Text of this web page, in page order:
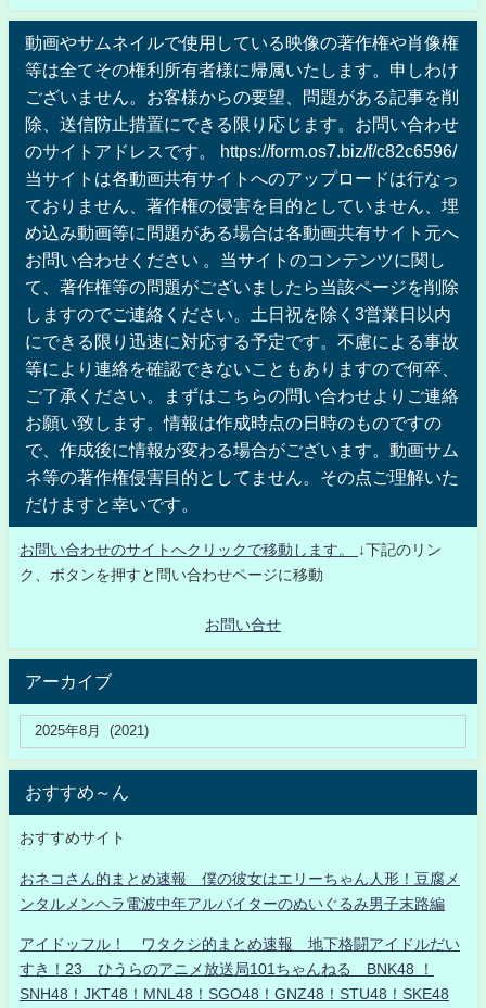
動画やサムネイルで使用している映像の著作権や肖像権
等は全てその権利所有者様に帰属いたします。申しわけ
ございません。お客様からの要望、問題がある記事を削
除、送信防止措置にできる限り応じます。お問い合わせ
のサイトアドレスです。 https://form.os7.biz/f/c82c6596/
当サイトは各動画共有サイトへのアップロードは行なっ
ておりません、著作権の侵害を目的としていません、埋
め込み動画等に問題がある場合は各動画共有サイト元へ
お問い合わせください 。当サイトのコンテンツに関し
て、著作権等の問題がございましたら当該ページを削除
しますのでご連絡ください。土日祝を除く3営業日以内
にできる限り迅速に対応する予定です。不慮による事故
等により連絡を確認できないこともありますので何卒、
ご了承ください。まずはこちらの問い合わせよりご連絡
お願い致します。情報は作成時点の日時のものですの
で、作成後に情報が変わる場合がございます。動画サム
ネ等の著作権侵害目的としてません。その点ご理解いた
だけますと幸いです。
お問い合わせのサイトへクリックで移動します。
↓下記のリン
ク、ボタンを押すと問い合わせページに移動
お問い合せ
アーカイブ
おすすめ～ん
おすすめサイト
おネコさん的まとめ速報 僕の彼女はエリーちゃん人形！豆腐メ
ンタルメンヘラ電波中年アルバイターのぬいぐるみ男子末路編
アイドッフル！ ワタクシ的まとめ速報 地下格闘アイドルだい
すき！23 ひうらのアニメ放送局101ちゃんねる BNK48 ！
SNH48！JKT48！MNL48！SGO48！GNZ48！STU48！SKE48